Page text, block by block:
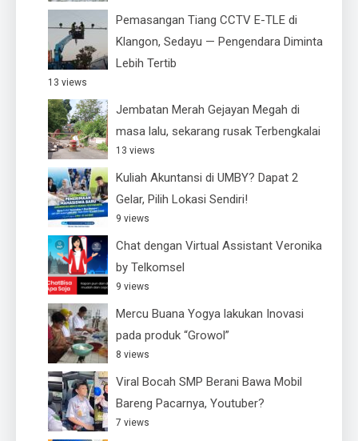
Pemasangan Tiang CCTV E-TLE di
Klangon, Sedayu — Pengendara Diminta
Lebih Tertib
13 views
Jembatan Merah Gejayan Megah di
masa lalu, sekarang rusak Terbengkalai
13 views
Kuliah Akuntansi di UMBY? Dapat 2
Gelar, Pilih Lokasi Sendiri!
9 views
Chat dengan Virtual Assistant Veronika
by Telkomsel
9 views
Mercu Buana Yogya lakukan Inovasi
pada produk “Growol”
8 views
Viral Bocah SMP Berani Bawa Mobil
Bareng Pacarnya, Youtuber?
7 views